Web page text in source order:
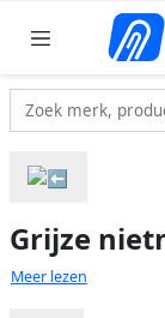
Grijze
Meer lezen